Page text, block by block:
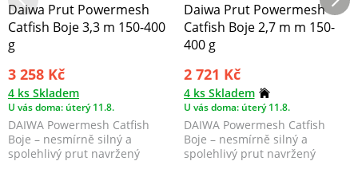
Daiwa Prut Powermesh
Catfish Boje 3,3 m 150-400
g
3 258 Kč
4 ks Skladem
U vás doma: úterý 11.8.
DAIWA Powermesh Catfish
Boje – nesmírně silný a
spolehlivý prut navržený
Daiwa Prut Powermesh
Catfish Boje 2,7 m m 150-
400 g
2 721 Kč
4 ks Skladem
U vás doma: úterý 11.8.
DAIWA Powermesh Catfish
Boje – nesmírně silný a
spolehlivý prut navržený